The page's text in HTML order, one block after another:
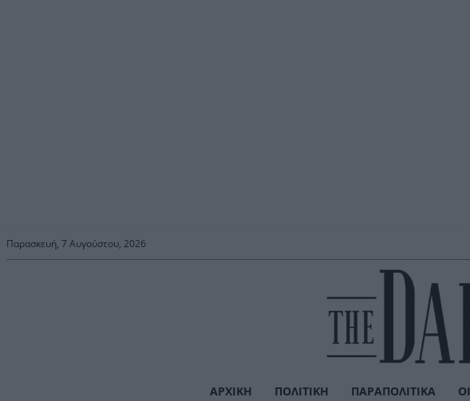
Παρασκευή, 7 Αυγούστου, 2026
ΑΡΧΙΚΉ ΠΟΛΙΤΙΚΉ ΠΑΡΑΠΟΛΙΤΙΚΆ